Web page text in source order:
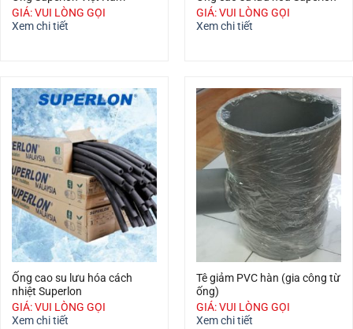
GIÁ: VUI LÒNG GỌI
Xem chi tiết
GIÁ: VUI LÒNG GỌI
Xem chi tiết
Ống cao su lưu hóa cách
nhiệt Superlon
GIÁ: VUI LÒNG GỌI
Xem chi tiết
Tê giảm PVC hàn (gia công từ
ống)
GIÁ: VUI LÒNG GỌI
Xem chi tiết